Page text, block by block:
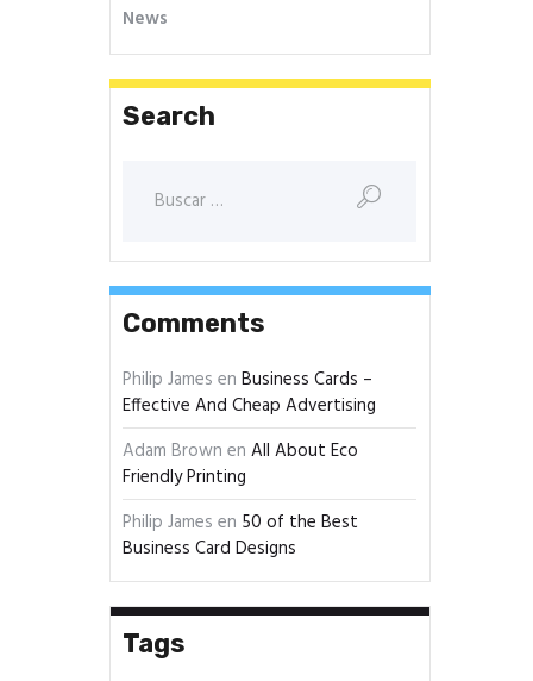
News
Search
Comments
Philip James enBusiness Cards –
Effective And Cheap Advertising
Adam Brown enAll About Eco
Friendly Printing
Philip James en 50 of the Best
Business Card Designs
Tags